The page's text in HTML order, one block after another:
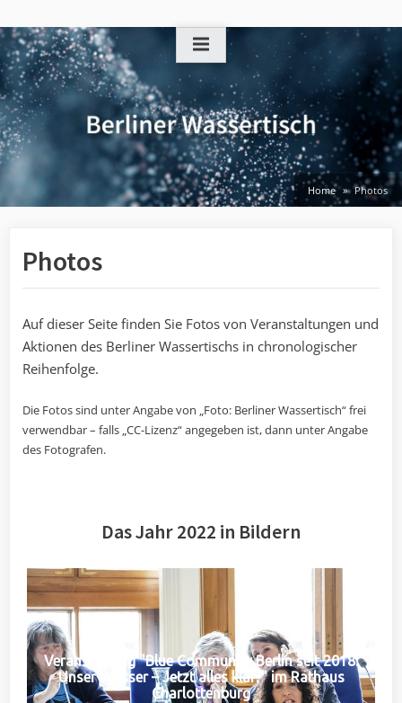
to
content
Home Photos
Photos
Auf dieser Seite finden Sie Fotos von Veranstaltungen und
Aktionen des Berliner Wassertischs in chronologischer
Reihenfolge.
Die Fotos sind unter Angabe von „Foto: Berliner Wassertisch“ frei
verwendbar – falls „CC-Lizenz“ angegeben ist, dann unter Angabe
des Fotografen.
Das Jahr 2022 in Bildern
Veranstaltung "Blue Community Berlin seit 2018:
Unser Wasser – Jetzt alles klar?" im Rathaus
Charlottenburg